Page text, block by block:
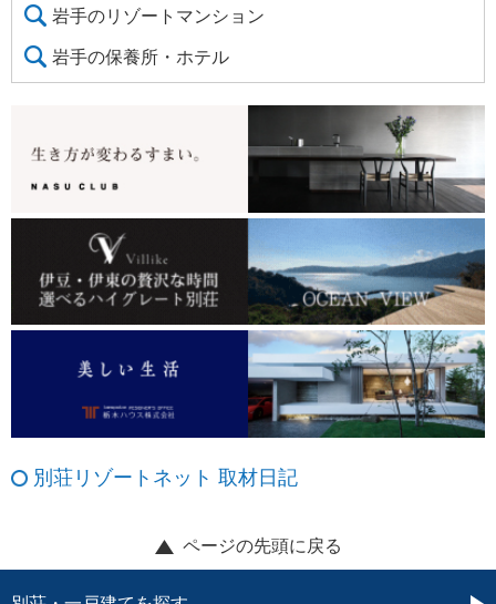
岩手のリゾートマンション
岩手の保養所・ホテル
別荘リゾートネット 取材日記
ページの先頭に戻る